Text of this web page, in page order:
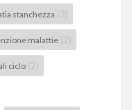
stanchezza (3)
malattie (2)
ciclo (2)